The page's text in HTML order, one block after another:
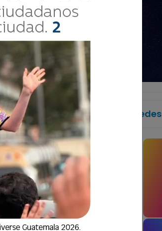
Síguenos en las redes